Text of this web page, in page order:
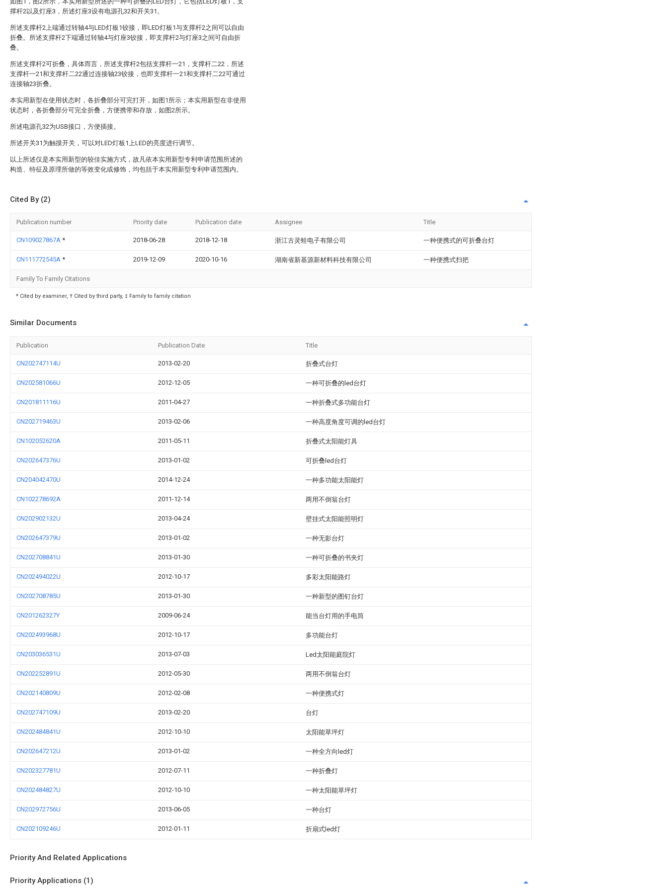
撑杆2以及灯座3，所述灯座3设有电源孔32和开关31。
所述支撑杆2上端通过转轴4与LED灯板1铰接，即LED灯板1与支撑杆2之间可以自由
折叠。所述支撑杆2下端通过转轴4与灯座3铰接，即支撑杆2与灯座3之间可自由折
叠。
所述支撑杆2可折叠，具体而言，所述支撑杆2包括支撑杆一21，支撑杆二22，所述
支撑杆一21和支撑杆二22通过连接轴23铰接，也即支撑杆一21和支撑杆二22可通过
连接轴23折叠。
本实用新型在使用状态时，各折叠部分可完打开，如图1所示；本实用新型在非使用
状态时，各折叠部分可完全折叠，方便携带和存放，如图2所示。
所述电源孔32为USB接口，方便插接。
所述开关31为触摸开关，可以对LED灯板1上LED的亮度进行调节。
以上所述仅是本实用新型的较佳实施方式，故凡依本实用新型专利申请范围所述的
构造、特征及原理所做的等效变化或修饰，均包括于本实用新型专利申请范围内。
Cited By (2)
Publication number Priority date Publication date Assignee Title
CN109027867A * 2018-06-28 2018-12-18 浙江古灵蛙电子有限公司 一种便携式的可折叠台灯
CN111772545A * 2019-12-09 2020-10-16 湖南省新基源新材料科技有限公司 一种便携式扫把
Family To Family Citations
* Cited by examiner, † Cited by third party, ‡ Family to family citation
Similar Documents
Publication Publication Date Title
CN202747114U 2013-02-20 折叠式台灯
CN202581066U 2012-12-05 一种可折叠的led台灯
CN201811116U 2011-04-27 一种折叠式多功能台灯
CN202719463U 2013-02-06 一种高度角度可调的led台灯
CN102052620A 2011-05-11 折叠式太阳能灯具
CN202647376U 2013-01-02 可折叠led台灯
CN204042470U 2014-12-24 一种多功能太阳能灯
CN102278692A 2011-12-14 两用不倒翁台灯
CN202902132U 2013-04-24 壁挂式太阳能照明灯
CN202647379U 2013-01-02 一种无影台灯
CN202708841U 2013-01-30 一种可折叠的书夹灯
CN202494022U 2012-10-17 多彩太阳能路灯
CN202708785U 2013-01-30 一种新型的图钉台灯
CN201262327Y 2009-06-24 能当台灯用的手电筒
CN202493968U 2012-10-17 多功能台灯
CN203036531U 2013-07-03 Led太阳能庭院灯
CN202252891U 2012-05-30 两用不倒翁台灯
CN202140809U 2012-02-08 一种便携式灯
CN202747109U 2013-02-20 台灯
CN202484841U 2012-10-10 太阳能草坪灯
CN202647212U 2013-01-02 一种全方向led灯
CN202327781U 2012-07-11 一种折叠灯
CN202484827U 2012-10-10 一种太阳能草坪灯
CN202972756U 2013-06-05 一种台灯
CN202109246U 2012-01-11 折扇式led灯
Priority And Related Applications
Priority Applications (1)